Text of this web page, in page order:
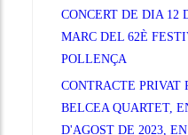
CONCERT DE DIA 12
MARC DEL 62È
POLLENÇA
CONTRACTE PRIVAT
BELCEA QUARTET,
D'AGOST DE 2023,